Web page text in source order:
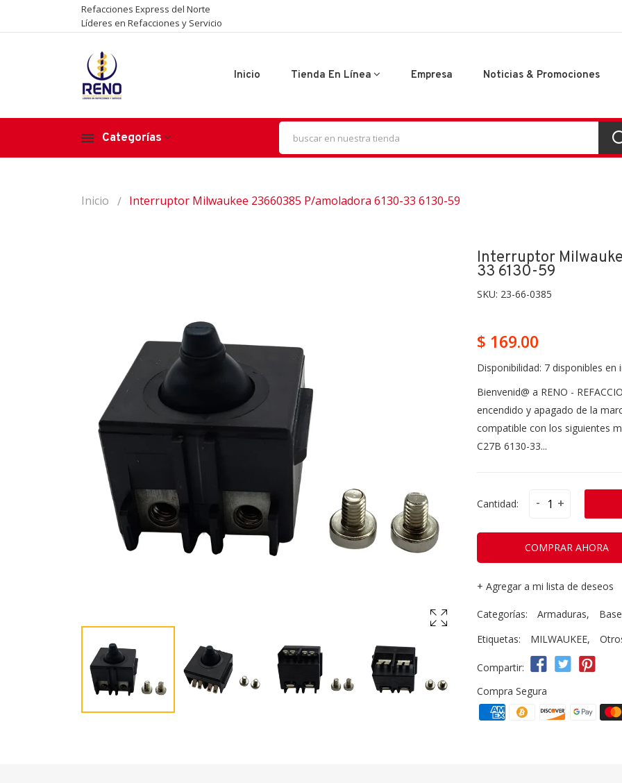
Refacciones Express del Norte
Líderes en Refacciones y Servicio
Inicio Tienda En Línea Empresa Noticias & Promociones
Categorías
Inicio Interruptor Milwaukee 23660385 P/amoladora 6130-33 6130-59
Interruptor
33 6130-59
SKU: 23-66-0385
$ 169.00
Disponibilidad: 7 disponibles en
Bienvenid@ a RENO -
encendido y apagado de la
compatible con los siguientes
C27B 6130-33...
Cantidad: - +
COMPRAR AHORA
+ Agregar a mi lista de deseos
Categorías: Armaduras,
Etiquetas:
MILWAUKEE,
Compartir:
Compra Segura